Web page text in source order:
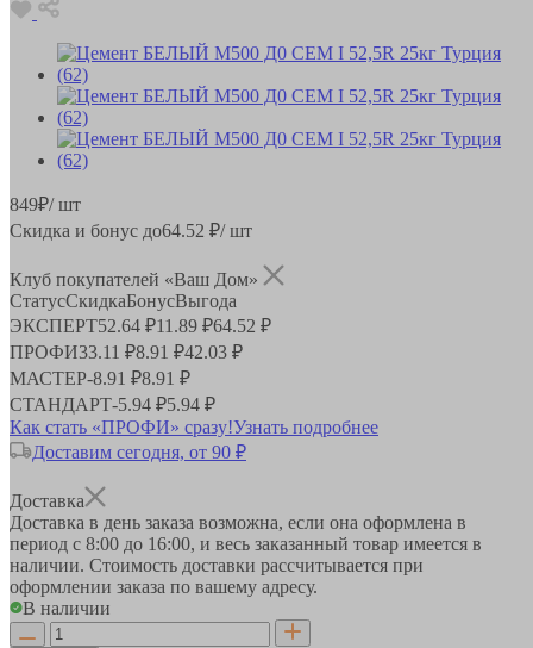
849₽/ шт
Скидка и бонус до64.52 ₽/ шт
Клуб покупателей «Ваш Дом»
СтатусСкидкаБонусВыгода
ЭКСПЕРТ52.64 ₽11.89 ₽64.52 ₽
ПРОФИ33.11 ₽8.91 ₽42.03 ₽
МАСТЕР-8.91 ₽8.91 ₽
СТАНДАРТ-5.94 ₽5.94 ₽
Как стать «ПРОФИ» сразу!Узнать подробнее
Доставим сегодня, от 90 ₽
Доставка
Доставка в день заказа возможна, если она оформлена в
период с 8:00 до 16:00, и весь заказанный товар имеется в
наличии. Стоимость доставки рассчитывается при
оформлении заказа по вашему адресу.
В наличии